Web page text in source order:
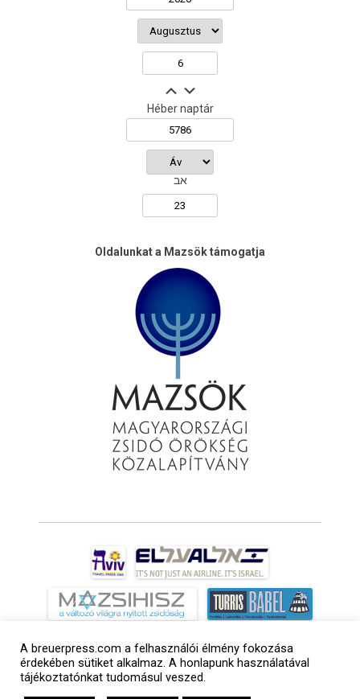
Héber naptár
אב
Oldalunkat a Mazsök támogatja
A breuerpress.com a felhasználói élmény fokozása
érdekében sütiket alkalmaz. A honlapunk használatával
tájékoztatónkat tudomásul veszed.